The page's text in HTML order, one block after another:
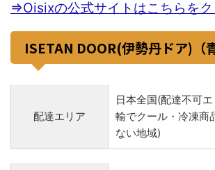
⇒Oisixの公式サイトはこちらをク
ISETAN DOOR(伊勢丹ドア)（
配達エリア
日本全国(配達不可
輸でクール・冷凍商
ない地域)